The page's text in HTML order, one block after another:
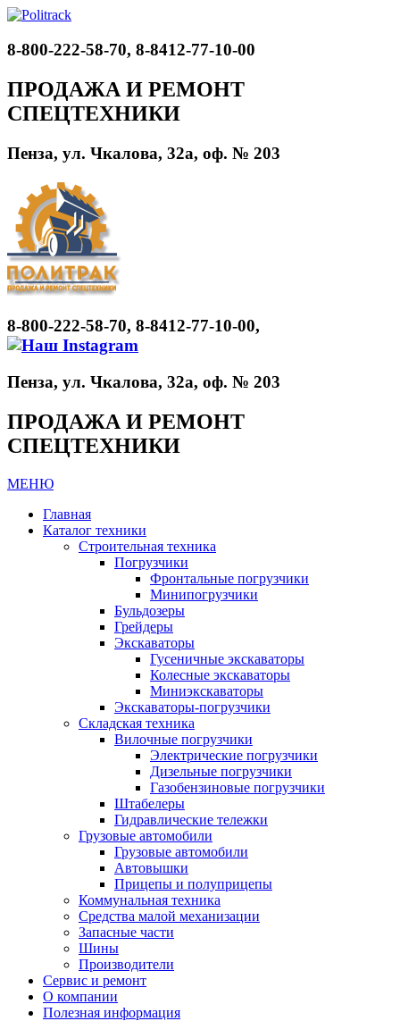
8-800-222-58-70, 8-8412-77-10-00
ПРОДАЖА И РЕМОНТ
СПЕЦТЕХНИКИ
Пенза, ул. Чкалова, 32а, оф. № 203
8-800-222-58-70, 8-8412-77-10-00,
Пенза, ул. Чкалова, 32а, оф. № 203
ПРОДАЖА И РЕМОНТ
СПЕЦТЕХНИКИ
МЕНЮ
Главная
Каталог техники
Строительная техника
Погрузчики
Фронтальные погрузчики
Минипогрузчики
Бульдозеры
Грейдеры
Экскаваторы
Гусеничные экскаваторы
Колесные экскаваторы
Миниэкскаваторы
Экскаваторы-погрузчики
Складская техника
Вилочные погрузчики
Электрические погрузчики
Дизельные погрузчики
Газобензиновые погрузчики
Штабелеры
Гидравлические тележки
Грузовые автомобили
Грузовые автомобили
Автовышки
Прицепы и полуприцепы
Коммунальная техника
Средства малой механизации
Запасные части
Шины
Производители
Сервис и ремонт
О компании
Полезная информация